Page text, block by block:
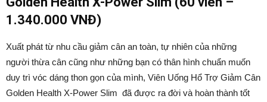
1.340.000 VNĐ)
Xuất phát từ nhu cầu giảm cân an toàn, tự nhiên của những
người thừa cân cũng như những bạn có thân hình chuẩn muốn
duy trì vóc dáng thon gọn của mình, Viên Uống Hổ Trợ Giảm Cân
Golden Health X-Power Slim đã được ra đời và hoàn thành tốt